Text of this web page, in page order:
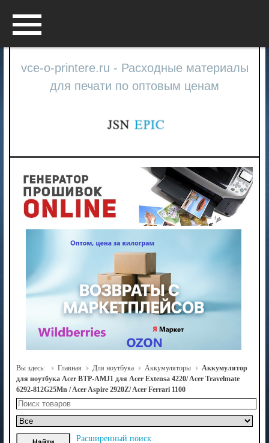
vce-o-printere.ru - Расходные материалы
для печати по оптовым ценам
Вы здесь: Главная Для ноутбука Аккумуляторы
Аккумулятор
для ноутбука Acer BTP-AMJ1 для Acer Extensa 4220/ Acer Travelmate
6292-812G25Mn / Acer Aspire 2920Z/ Acer Ferrari 1100
Расширенный поиск